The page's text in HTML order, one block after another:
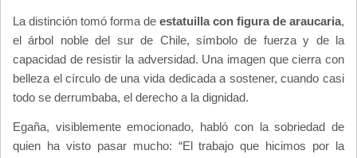
La distinción tomó forma de estatuilla con figura de araucaria,
el árbol noble del sur de Chile, símbolo de fuerza y de la
capacidad de resistir la adversidad. Una imagen que cierra con
belleza el círculo de una vida dedicada a sostener, cuando casi
todo se derrumbaba, el derecho a la dignidad.
Egaña, visiblemente emocionado, habló con la sobriedad de
quien ha visto pasar mucho: “El trabajo que hicimos por la